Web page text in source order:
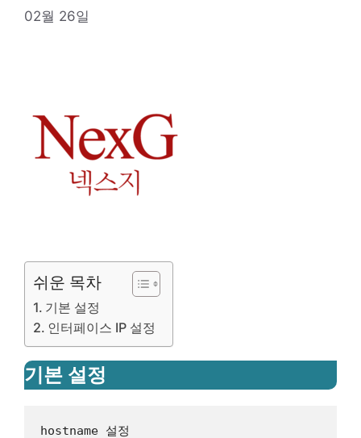
02월 26일
쉬운 목차
기본 설정
인터페이스 IP 설정
기본 설정
hostname 설정